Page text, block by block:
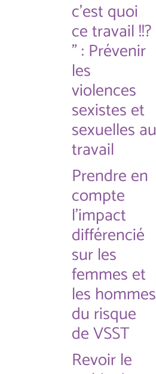
c'est quoi
ce travail !!?
" : Prévenir
les
violences
sexistes et
sexuelles au
travail
Prendre en
compte
l'impact
différencié
sur les
femmes et
les hommes
du risque
de VSST
Revoir le